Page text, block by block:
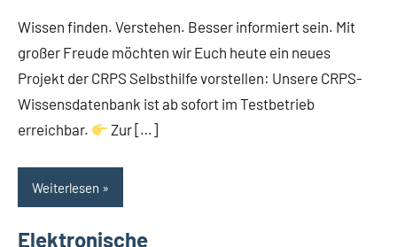
Wissen finden. Verstehen. Besser informiert sein. Mit
großer Freude möchten wir Euch heute ein neues
Projekt der CRPS Selbsthilfe vorstellen: Unsere CRPS-
Wissensdatenbank ist ab sofort im Testbetrieb
erreichbar.
Zur […]
Weiterlesen
Elektronische